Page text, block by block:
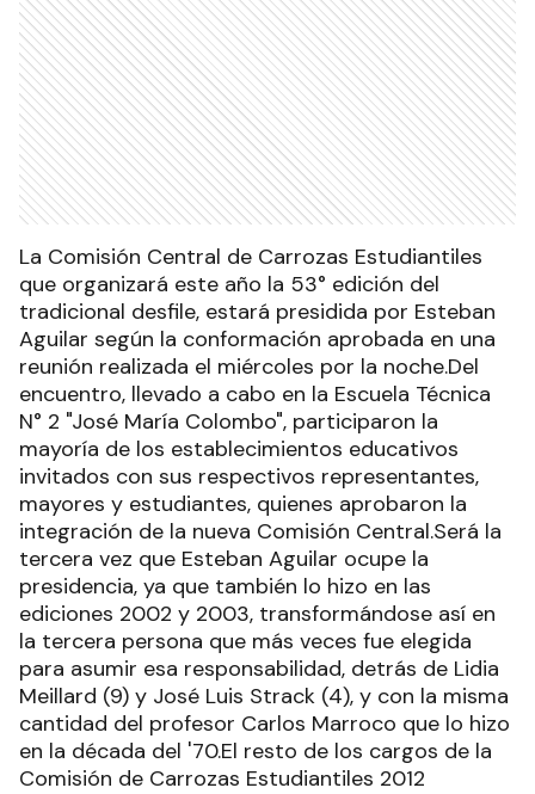
La Comisión Central de Carrozas Estudiantiles
que organizará este año la 53° edición del
tradicional desfile, estará presidida por Esteban
Aguilar según la conformación aprobada en una
reunión realizada el miércoles por la noche.Del
encuentro, llevado a cabo en la Escuela Técnica
N° 2 "José María Colombo", participaron la
mayoría de los establecimientos educativos
invitados con sus respectivos representantes,
mayores y estudiantes, quienes aprobaron la
integración de la nueva Comisión Central.Será la
tercera vez que Esteban Aguilar ocupe la
presidencia, ya que también lo hizo en las
ediciones 2002 y 2003, transformándose así en
la tercera persona que más veces fue elegida
para asumir esa responsabilidad, detrás de Lidia
Meillard (9) y José Luis Strack (4), y con la misma
cantidad del profesor Carlos Marroco que lo hizo
en la década del '70.El resto de los cargos de la
Comisión de Carrozas Estudiantiles 2012